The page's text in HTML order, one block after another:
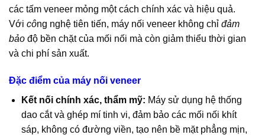
các tấm veneer mỏng một cách chính xác và hiệu quả.
Với công nghệ tiên tiến, máy nối veneer không chỉ đảm
bảo độ bền chặt của mối nối mà còn giảm thiểu thời gian
và chi phí sản xuất.
Đặc điểm của máy nối veneer
Kết nối chính xác, thẩm mỹ: Máy sử dụng hệ thống
dao cắt và ghép mí tinh vi, đảm bảo các mối nối khít
sáp, không có đường viền, tạo nên bề mặt phẳng mịn,